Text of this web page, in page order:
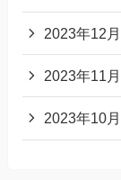
2023年12月
2023年11月
2023年10月